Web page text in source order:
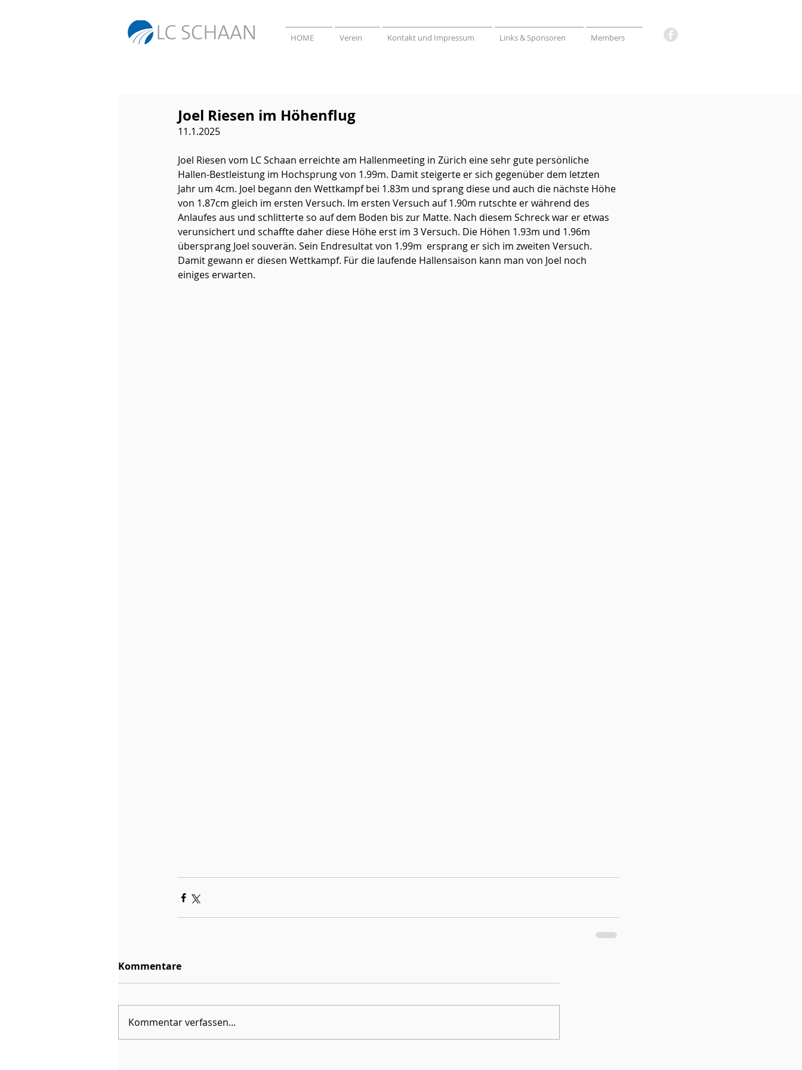
HOME Verein Kontakt und Impressum Links & Sponsoren Members
Joel Riesen im Höhenflug
11.1.2025
Joel Riesen vom LC Schaan erreichte am Hallenmeeting in Zürich eine sehr gute persönliche
Hallen-Bestleistung im Hochsprung von 1.99m. Damit steigerte er sich gegenüber dem letzten
Jahr um 4cm. Joel begann den Wettkampf bei 1.83m und sprang diese und auch die nächste Höhe
von 1.87cm gleich im ersten Versuch. Im ersten Versuch auf 1.90m rutschte er während des
Anlaufes aus und schlitterte so auf dem Boden bis zur Matte. Nach diesem Schreck war er etwas
verunsichert und schaffte daher diese Höhe erst im 3 Versuch. Die Höhen 1.93m und 1.96m
übersprang Joel souverän. Sein Endresultat von 1.99m  ersprang er sich im zweiten Versuch.
Damit gewann er diesen Wettkampf. Für die laufende Hallensaison kann man von Joel noch
einiges erwarten.
Kommentare
Kommentar verfassen...